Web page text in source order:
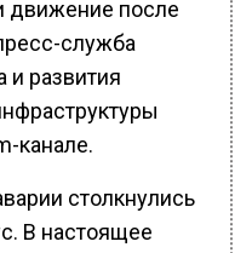
движение после
служба
и развития
канале.
столкнулись
В настоящее